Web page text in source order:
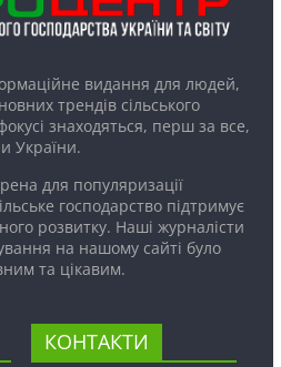
видання для людей,
трендів сільського
знаходяться, перш за все,
України.
для популяризації
господарство підтримує
розвитку. Наші журналісти
на нашому сайті було
та цікавим.
КОНТАКТИ